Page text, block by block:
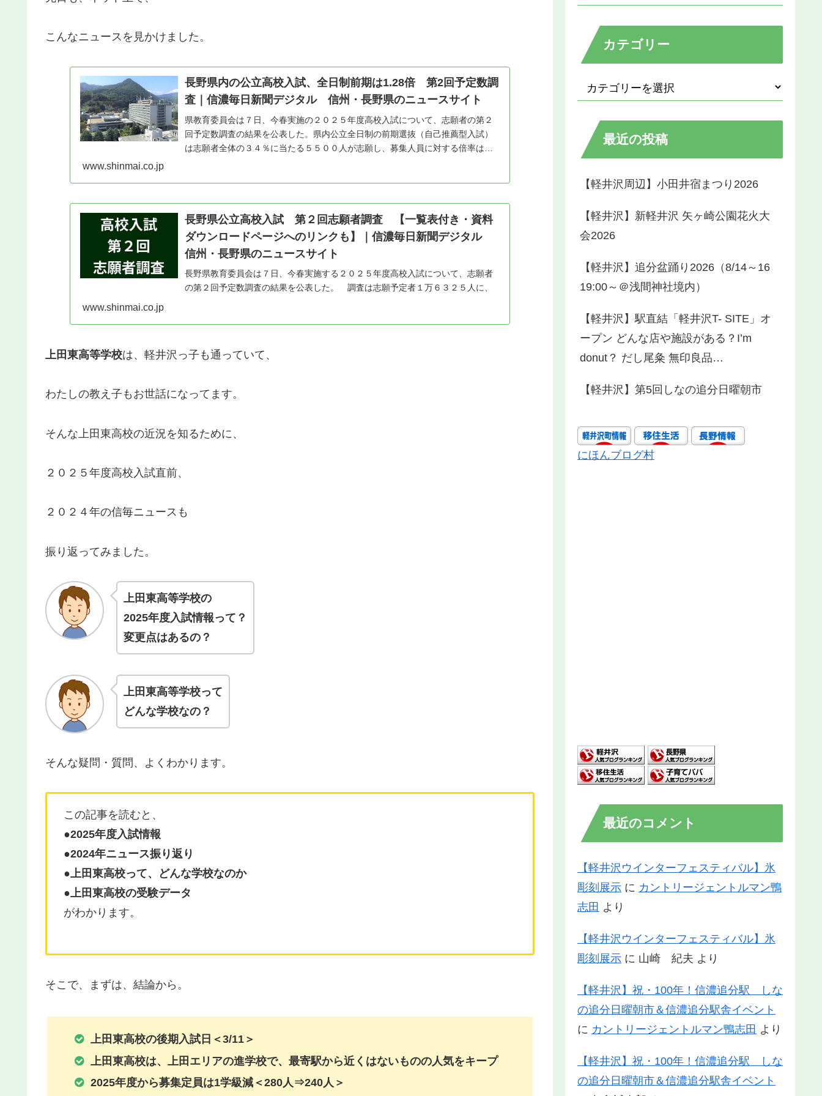
こんなニュースを見かけました。
長野県内の公立高校入試、全日制前期は1.28倍 第2回予定数調
査｜信濃毎日新聞デジタル 信州・長野県のニュースサイト
県教育委員会は７日、今春実施の２０２５年度高校入試について、志願者の第２
回予定数調査の結果を公表した。県内公立全日制の前期選抜（自己推薦型入試）
は志願者全体の３４％に当たる５５００人が志願し、募集人員に対する倍率は
www.shinmai.co.jp
長野県公立高校入試 第２回志願者調査 【一覧表付き・資料
ダウンロードページへのリンクも】｜信濃毎日新聞デジタル
信州・長野県のニュースサイト
長野県教育委員会は７日、今春実施する２０２５年度高校入試について、志願者
の第２回予定数調査の結果を公表した。 調査は志願予定者１万６３２５人に、
www.shinmai.co.jp
上田東高等学校は、軽井沢っ子も通っていて、
わたしの教え子もお世話になってます。
そんな上田東高校の近況を知るために、
２０２５年度高校入試直前、
２０２４年の信毎ニュースも
振り返ってみました。
上田東高等学校の
2025年度入試情報って？
変更点はあるの？
上田東高等学校って
どんな学校なの？
そんな疑問・質問、よくわかります。
この記事を読むと、
●2025年度入試情報
●2024年ニュース振り返り
●上田東高校って、どんな学校なのか
●上田東高校の受験データ
がわかります。
そこで、まずは、結論から。
上田東高校の後期入試日＜3/11＞
上田東高校は、上田エリアの進学校で、最寄駅から近くはないものの人気をキープ
2025年度から募集定員は1学級減＜280人⇒240人＞
カテゴリー
最近の投稿
【軽井沢周辺】小田井宿まつり2026
【軽井沢】新軽井沢 矢ヶ崎公園花火大
会2026
【軽井沢】追分盆踊り2026（8/14～16
19:00～＠浅間神社境内）
【軽井沢】駅直結「軽井沢T- SITE」オ
ープン どんな店や施設がある？I’m
donut？ だし尾粂 無印良品…
【軽井沢】第5回しなの追分日曜朝市
にほんブログ村
最近のコメント
【軽井沢ウインターフェスティバル】氷
彫刻展示 に カントリージェントルマン鴨
志田 より
【軽井沢ウインターフェスティバル】氷
彫刻展示 に 山崎 紀夫 より
【軽井沢】祝・100年！信濃追分駅 しな
の追分日曜朝市＆信濃追分駅舎イベント
に カントリージェントルマン鴨志田 より
【軽井沢】祝・100年！信濃追分駅 しな
の追分日曜朝市＆信濃追分駅舎イベント